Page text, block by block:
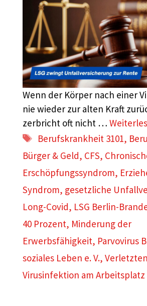
Wenn der Körper nach einer
nie wieder zur alten Kraft
zerbricht oft nicht …
Schlagwörter
Berufskrankheit 3101,
Bürger & Geld, CFS,
Erschöpfungssyndrom,
Syndrom, gesetzliche
Long-Covid, LSG Berlin-
40 Prozent, Minderung der
Erwerbsfähigkeit, Parvovirus
soziales Leben e. V.,
Virusinfektion am Arbeitsplatz